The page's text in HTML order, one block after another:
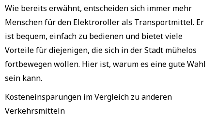
Wie bereits erwähnt, entscheiden sich immer mehr
Menschen für den Elektroroller als Transportmittel. Er
ist bequem, einfach zu bedienen und bietet viele
Vorteile für diejenigen, die sich in der Stadt mühelos
fortbewegen wollen. Hier ist, warum es eine gute Wahl
sein kann.
Kosteneinsparungen im Vergleich zu anderen
Verkehrsmitteln